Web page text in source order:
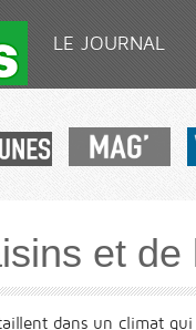
LE JOURNAL
et de
dans un climat